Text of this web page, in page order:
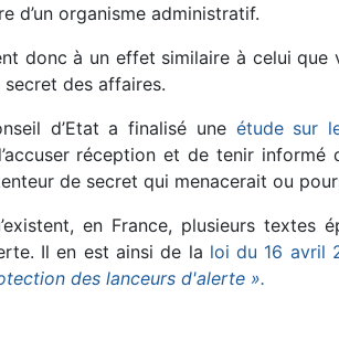
d’un organisme administratif.
donc à un effet similaire à celui
des affaires.
d’Etat a finalisé une étude sur
réception et de tenir
de secret qui menacerait ou
en France, plusieurs
Il en est ainsi de la loi du 16 avril
des lanceurs d'alerte ».